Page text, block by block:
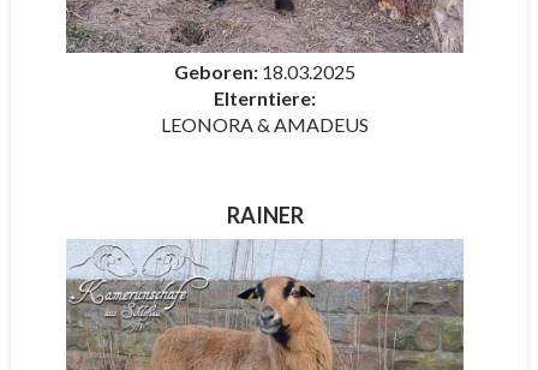
Geboren: 18.03.2025
Elterntiere:
LEONORA & AMADEUS
RAINER